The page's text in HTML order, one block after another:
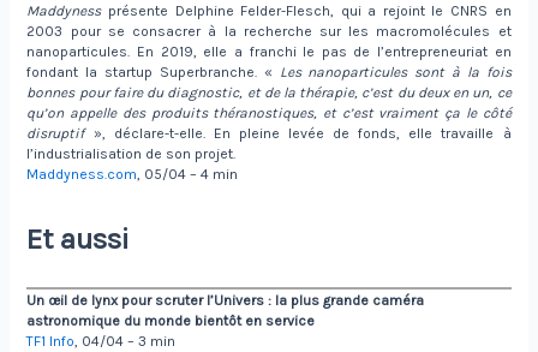
Maddynessprésente Delphine Felder-Flesch, qui a rejoint le CNRS en
2003 pour se consacrer à la recherche sur les macromolécules et
nanoparticules. En 2019, elle a franchi le pas de l’entrepreneuriat en
fondant la startup Superbranche. « Les nanoparticules sont à la fois
bonnes pour faire du diagnostic, et de la thérapie, c’est du deux en un, ce
qu’on appelle des produits théranostiques, et c’est vraiment ça le côté
disruptif», déclare-t-elle. En pleine levée de fonds, elle travaille à
l’industrialisation de son projet.
Maddyness.com , 05/04 – 4 min
Et aussi
Un œil de lynx pour scruter l’Univers : la plus grande caméra
astronomique du monde bientôt en service
TF1 Info, 04/04 – 3 min